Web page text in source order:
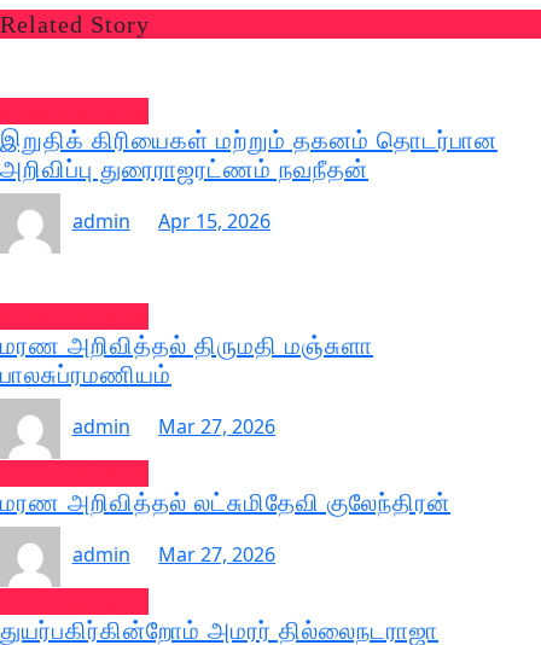
Related Story
இறுதிக் கிரியைகள் மற்றும் தகனம் தொடர்பான
அறிவிப்பு துரைராஜரட்ணம் நவநீதன்
admin
Apr 15, 2026
மரண அறிவித்தல் திருமதி மஞ்சுளா
பாலசுப்ரமணியம்
admin
Mar 27, 2026
மரண அறிவித்தல் லட்சுமிதேவி குலேந்திரன்
admin
Mar 27, 2026
துயர்பகிர்கின்றோம் அமரர் தில்லைநடராஜா